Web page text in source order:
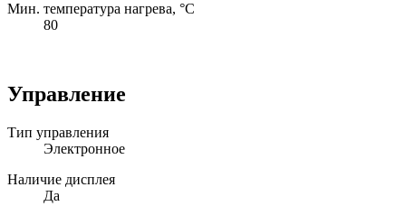
Мин. температура нагрева, °С
80
Управление
Тип управления
Электронное
Наличие дисплея
Да